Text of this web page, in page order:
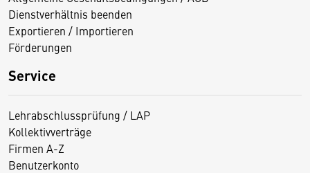
Dienstverhältnis beenden
Exportieren / Importieren
Förderungen
Service
Lehrabschlussprüfung / LAP
Kollektivverträge
Firmen A-Z
Benutzerkonto